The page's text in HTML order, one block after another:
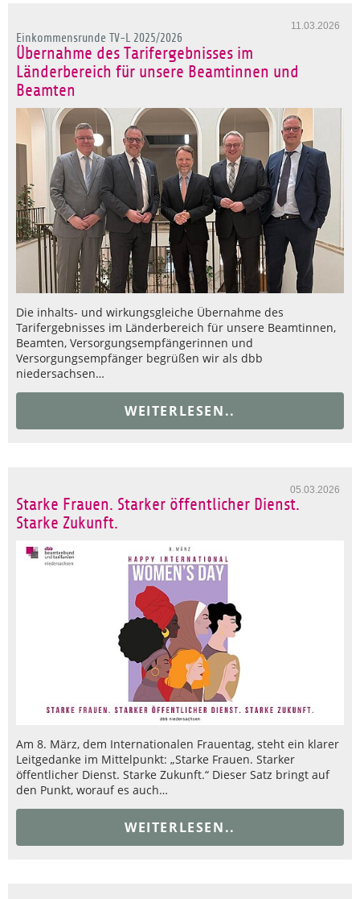
11.03.2026
Einkommensrunde TV-L 2025/2026
Übernahme des Tarifergebnisses im
Länderbereich für unsere Beamtinnen und
Beamten
Die inhalts- und wirkungsgleiche Übernahme des
Tarifergebnisses im Länderbereich für unsere Beamtinnen,
Beamten, Versorgungsempfängerinnen und
Versorgungsempfänger begrüßen wir als dbb
niedersachsen…
WEITERLESEN..
05.03.2026
Starke Frauen. Starker öffentlicher Dienst.
Starke Zukunft.
Am 8. März, dem Internationalen Frauentag, steht ein klarer
Leitgedanke im Mittelpunkt: „Starke Frauen. Starker
öffentlicher Dienst. Starke Zukunft.“ Dieser Satz bringt auf
den Punkt, worauf es auch…
WEITERLESEN..